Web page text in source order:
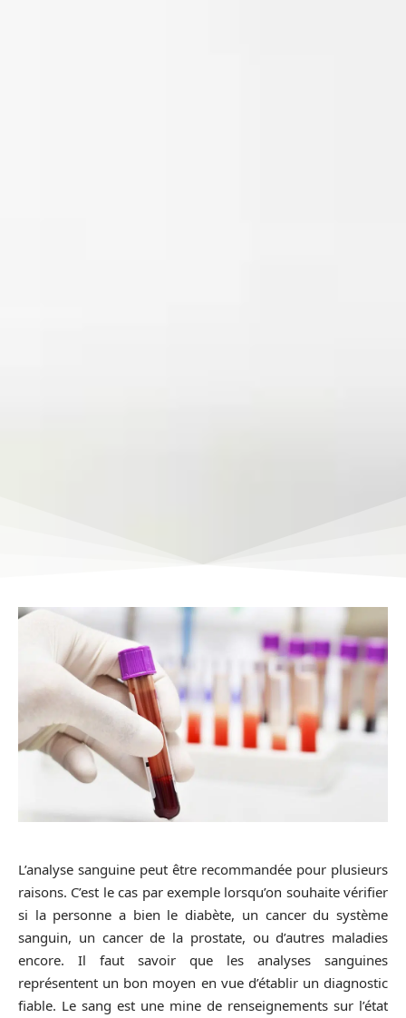
L’analyse sanguine peut être recommandée pour plusieurs
raisons. C’est le cas par exemple lorsqu’on souhaite vérifier
si la personne a bien le diabète, un cancer du système
sanguin, un cancer de la prostate, ou d’autres maladies
encore. Il faut savoir que les analyses sanguines
représentent un bon moyen en vue d’établir un diagnostic
fiable. Le sang est une mine de renseignements sur l’état